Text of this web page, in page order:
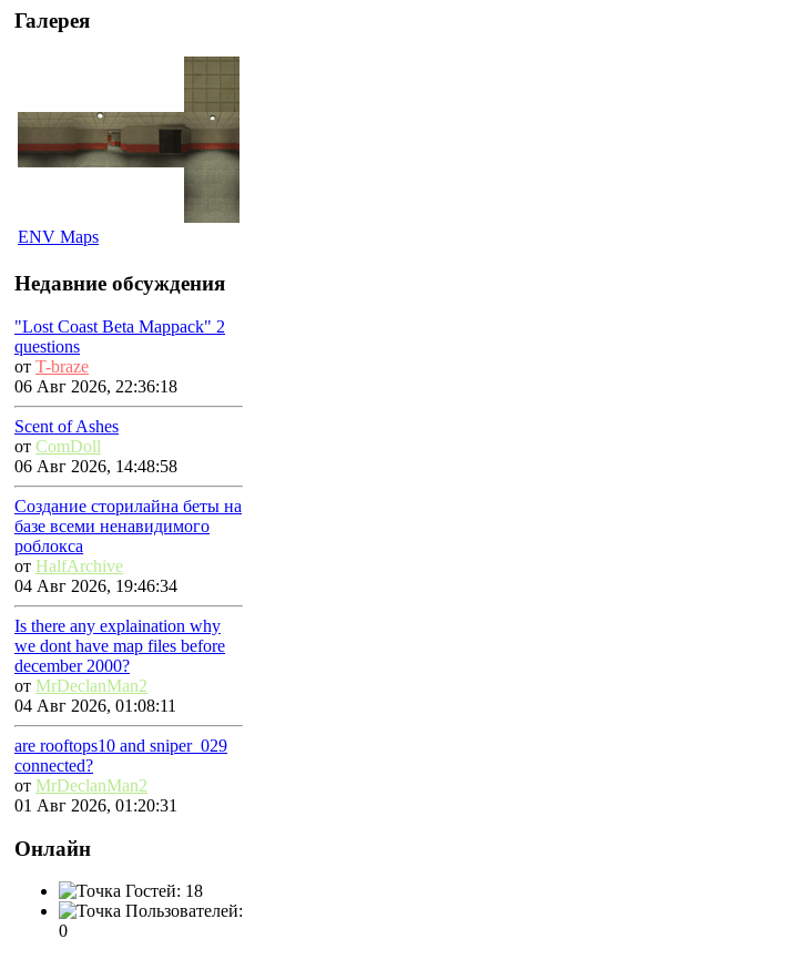
Галерея
ENV Maps
Недавние обсуждения
"Lost Coast Beta Mappack" 2
questions
от T-braze
06 Авг 2026, 22:36:18
Scent of Ashes
от ComDoll
06 Авг 2026, 14:48:58
Создание сторилайна беты на
базе всеми ненавидимого
роблокса
от HalfArchive
04 Авг 2026, 19:46:34
Is there any explaination why
we dont have map files before
december 2000?
от MrDeclanMan2
04 Авг 2026, 01:08:11
are rooftops10 and sniper_029
connected?
от MrDeclanMan2
01 Авг 2026, 01:20:31
Онлайн
Гостей: 18
Пользователей:
0